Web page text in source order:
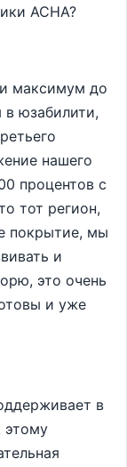
АСНА?
и максимум до
юзабилити,
нашего
процентов с
тот регион,
покрытие, мы
и
это очень
и уже
в
этому